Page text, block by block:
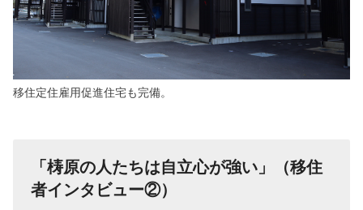
移住定住雇用促進住宅も完備。
「梼原の人たちは自立心が強い」（移住
者インタビュー②）